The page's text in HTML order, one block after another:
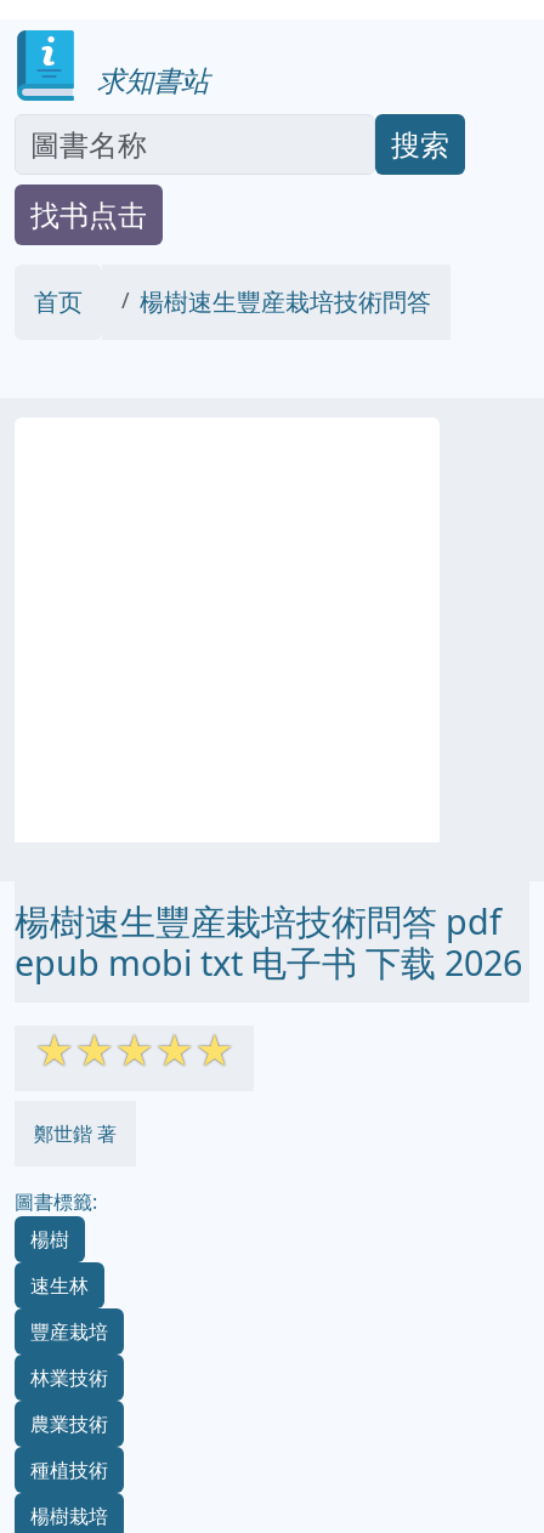
求知書站
搜索
找书点击
首页 楊樹速生豐産栽培技術問答
楊樹速生豐産栽培技術問答 pdf
epub mobi txt 电子书 下载 2026
☆☆☆☆☆
鄭世鍇 著
圖書標籤:
楊樹
速生林
豐産栽培
林業技術
農業技術
種植技術
楊樹栽培